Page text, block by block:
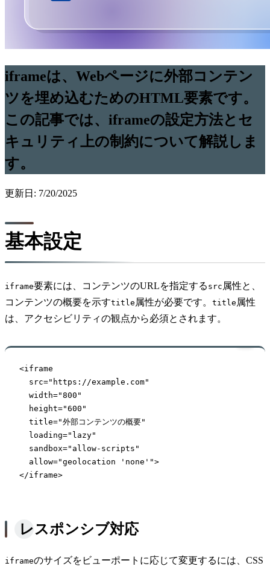
iframeは、Webページに外部コンテン
ツを埋め込むためのHTML要素です。
この記事では、iframeの設定方法とセ
キュリティ上の制約について解説しま
す。
更新日: 7/20/2025
基本設定
iframe要素には、コンテンツのURLを指定する src 属性と、
コンテンツの概要を示すtitle 属性が必要です。 title 属性
は、アクセシビリティの観点から必須とされます。
<iframe
  src="https://example.com"
  width="800"
  height="600"
  title="外部コンテンツの概要"
  loading="lazy"
  sandbox="allow-scripts"
  allow="geolocation 'none'">
</iframe>
レスポンシブ対応
iframeのサイズをビューポートに応じて変更するには、CSS